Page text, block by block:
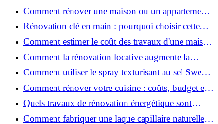
erreurs à éviter
Comment rénover une maison ou un appartement
avec 50 000 € : budget, étapes et astuces ?
Rénovation clé en main : pourquoi choisir cette
solution et à quoi faire attention ?
Comment estimer le coût des travaux d'une maison
?
Comment la rénovation locative augmente la
rentabilité de votre parc immobilier ?
Comment utiliser le spray texturisant au sel Sweet
Salt pour des cheveux effet plage ?
Comment rénover votre cuisine : coûts, budget et
astuces bois ?
Quels travaux de rénovation énergétique sont
éligibles à MaPrimeRénov' ?
Comment fabriquer une laque capillaire naturelle